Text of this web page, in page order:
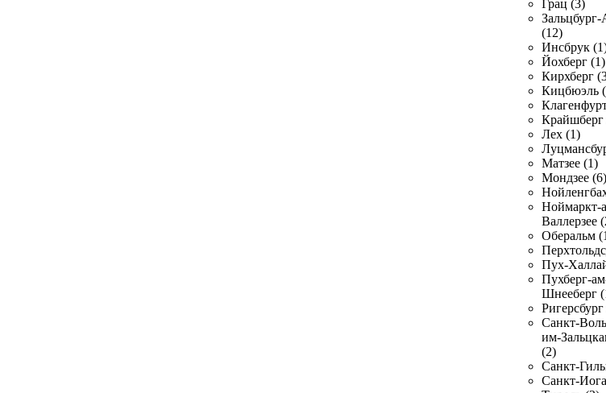
Грац (3)
(12)
Инсбрук
Йохберг (1)
Кирхберг
Кицбюэль
Крайшберг
Лех (1)
Матзее (1)
Мондзее (6)
Ноймаркт-
Валлерзее
Оберальм
Пух-
Пухберг-
Шнееберг
Санкт-
им-
(2)
Санкт-
Санкт-